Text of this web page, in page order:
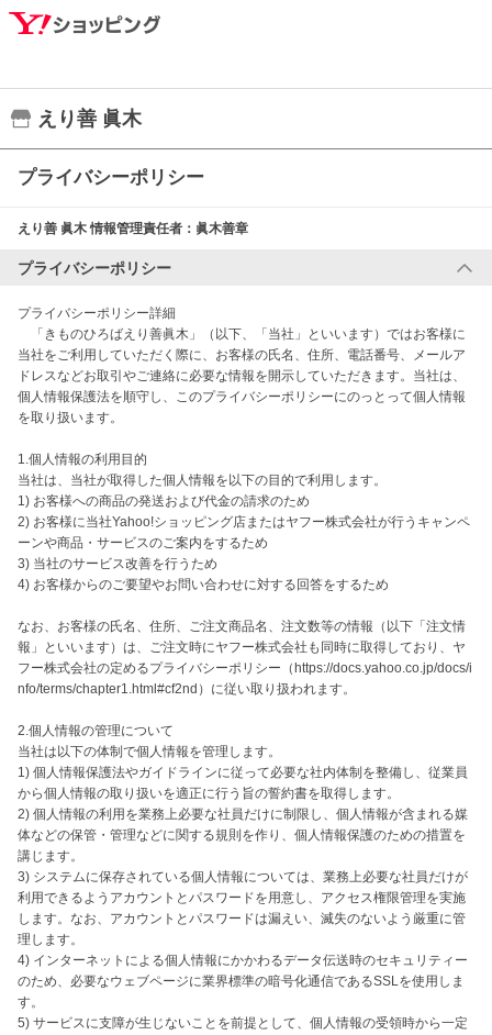
えり善 眞木
プライバシーポリシー
えり善 眞木情報管理責任者： 眞木善章
プライバシーポリシー
プライバシーポリシー詳細
「きものひろばえり善眞木」（以下、「当社」といいます）ではお客様に
当社をご利用していただく際に、お客様の氏名、住所、電話番号、メールア
ドレスなどお取引やご連絡に必要な情報を開示していただきます。当社は、
個人情報保護法を順守し、このプライバシーポリシーにのっとって個人情報
を取り扱います。
1.個人情報の利用目的
当社は、当社が取得した個人情報を以下の目的で利用します。
1) お客様への商品の発送および代金の請求のため
2) お客様に当社Yahoo!ショッピング店またはヤフー株式会社が行うキャンペ
ーンや商品・サービスのご案内をするため
3) 当社のサービス改善を行うため
4) お客様からのご要望やお問い合わせに対する回答をするため
なお、お客様の氏名、住所、ご注文商品名、注文数等の情報（以下「注文情
報」といいます）は、ご注文時にヤフー株式会社も同時に取得しており、ヤ
フー株式会社の定めるプライバシーポリシー（https://docs.yahoo.co.jp/docs/i
nfo/terms/chapter1.html#cf2nd）に従い取り扱われます。
2.個人情報の管理について
当社は以下の体制で個人情報を管理します。
1) 個人情報保護法やガイドラインに従って必要な社内体制を整備し、従業員
から個人情報の取り扱いを適正に行う旨の誓約書を取得します。
2) 個人情報の利用を業務上必要な社員だけに制限し、個人情報が含まれる媒
体などの保管・管理などに関する規則を作り、個人情報保護のための措置を
講じます。
3) システムに保存されている個人情報については、業務上必要な社員だけが
利用できるようアカウントとパスワードを用意し、アクセス権限管理を実施
します。なお、アカウントとパスワードは漏えい、滅失のないよう厳重に管
理します。
4) インターネットによる個人情報にかかわるデータ伝送時のセキュリティー
のため、必要なウェブページに業界標準の暗号化通信であるSSLを使用しま
す。
5) サービスに支障が生じないことを前提として、個人情報の受領時から一定